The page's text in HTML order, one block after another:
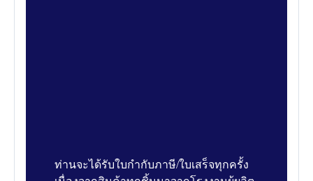
ท่านจะได้รับใบกำกับภาษี/ใบเสร็จทุกครั้ง